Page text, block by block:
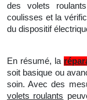
des volets
coulisses et la
du dispositif
En résumé, la
soit basique ou
soin. Avec des
volets roulants